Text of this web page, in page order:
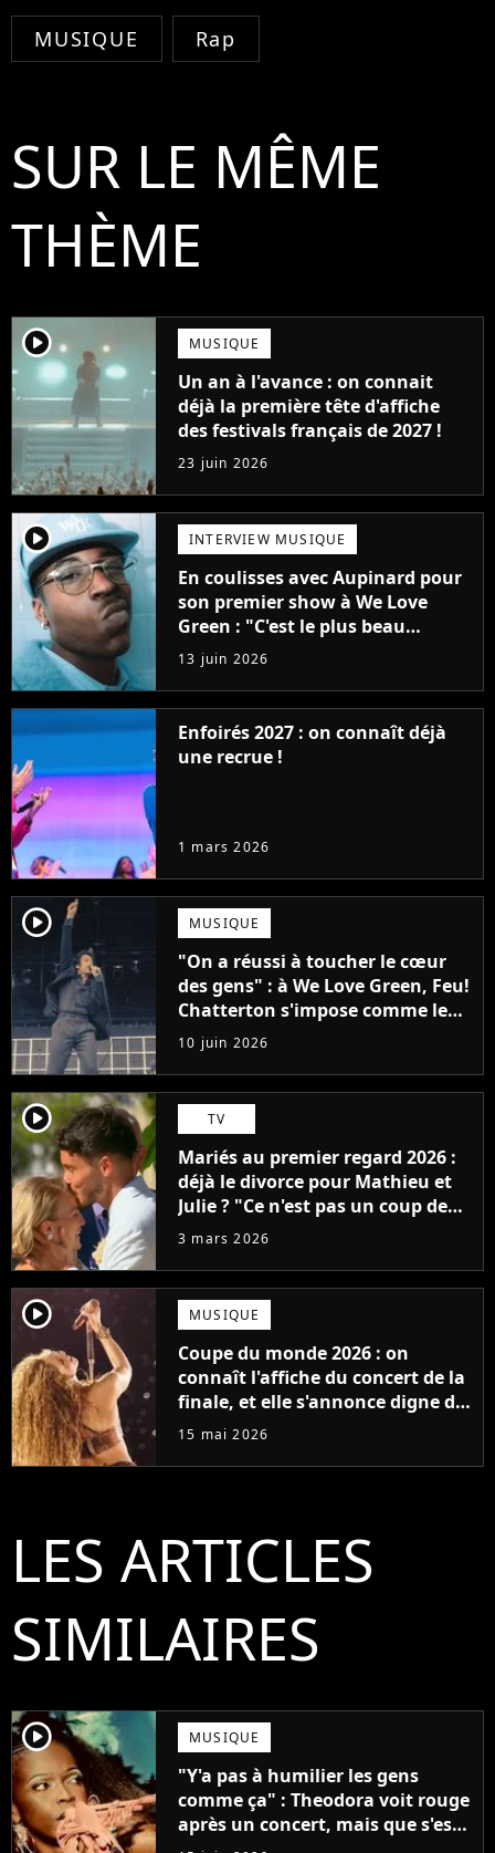
MUSIQUE Rap
SUR LE MÊME
THÈME
player2 MUSIQUE
Un an à l'avance : on connait
déjà la première tête d'affiche
des festivals français de 2027 !
23 juin 2026
player2 INTERVIEW MUSIQUE
En coulisses avec Aupinard pour
son premier show à We Love
Green : "C'est le plus beau
cadeau qu'on puisse me faire"
13 juin 2026
Enfoirés 2027 : on connaît déjà
une recrue !
1 mars 2026
player2 MUSIQUE
"On a réussi à toucher le cœur
des gens" : à We Love Green, Feu!
Chatterton s'impose comme le
groupe rock français de sa
génération
10 juin 2026
player2 TV
Mariés au premier regard 2026 :
déjà le divorce pour Mathieu et
Julie ? "Ce n'est pas un coup de
foudre"
3 mars 2026
player2 MUSIQUE
Coupe du monde 2026 : on
connaît l'affiche du concert de la
finale, et elle s'annonce digne du
Super Bowl
15 mai 2026
LES ARTICLES
SIMILAIRES
player2 MUSIQUE
"Y'a pas à humilier les gens
comme ça" : Theodora voit rouge
après un concert, mais que s'est-